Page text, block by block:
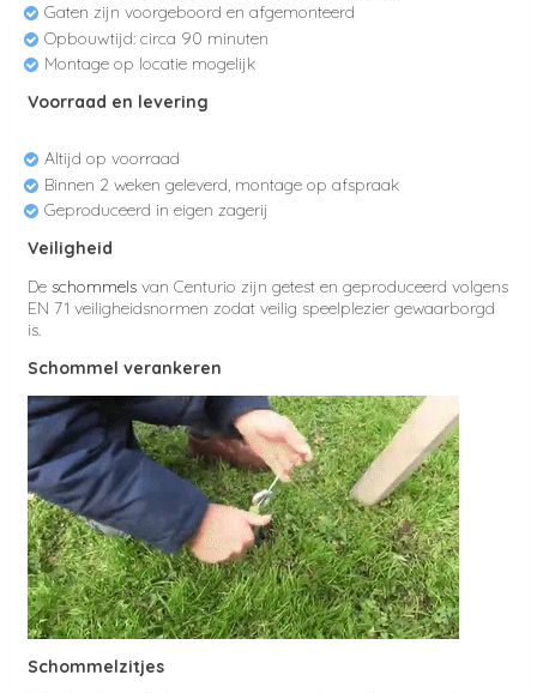
Gaten zijn voorgeboord en afgemonteerd
Opbouwtijd: circa 90 minuten
Montage op locatie mogelijk
Voorraad en levering
Altijd op voorraad
Binnen 2 weken geleverd, montage op afspraak
Geproduceerd in eigen zagerij
Veiligheid
De schommels van Centurio zijn getest en geproduceerd volgens
EN 71 veiligheidsnormen zodat veilig speelplezier gewaarborgd
is.
Schommel verankeren
Schommelzitjes